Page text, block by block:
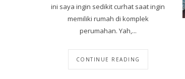
ini saya ingin sedikit curhat saat ingin
memiliki rumah di komplek
perumahan. Yah,...
CONTINUE READING